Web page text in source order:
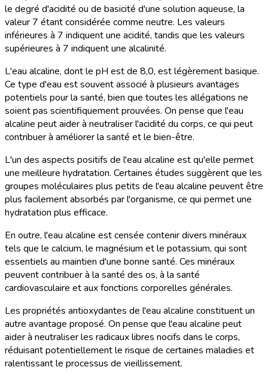
le degré d'acidité ou de basicité d'une solution aqueuse, la
valeur 7 étant considérée comme neutre. Les valeurs
inférieures à 7 indiquent une acidité, tandis que les valeurs
supérieures à 7 indiquent une alcalinité.
L'eau alcaline, dont le pH est de 8,0, est légèrement basique.
Ce type d'eau est souvent associé à plusieurs avantages
potentiels pour la santé, bien que toutes les allégations ne
soient pas scientifiquement prouvées. On pense que l'eau
alcaline peut aider à neutraliser l'acidité du corps, ce qui peut
contribuer à améliorer la santé et le bien-être.
L'un des aspects positifs de l'eau alcaline est qu'elle permet
une meilleure hydratation. Certaines études suggèrent que les
groupes moléculaires plus petits de l'eau alcaline peuvent être
plus facilement absorbés par l'organisme, ce qui permet une
hydratation plus efficace.
En outre, l'eau alcaline est censée contenir divers minéraux
tels que le calcium, le magnésium et le potassium, qui sont
essentiels au maintien d'une bonne santé. Ces minéraux
peuvent contribuer à la santé des os, à la santé
cardiovasculaire et aux fonctions corporelles générales.
Les propriétés antioxydantes de l'eau alcaline constituent un
autre avantage proposé. On pense que l'eau alcaline peut
aider à neutraliser les radicaux libres nocifs dans le corps,
réduisant potentiellement le risque de certaines maladies et
ralentissant le processus de vieillissement.